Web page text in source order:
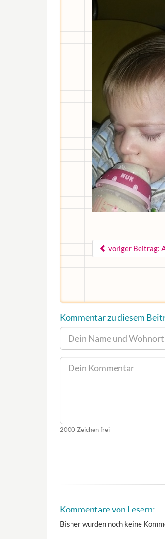
voriger Beitrag:
Kommentar zu diesem
2000 Zeichen frei
Kommentare von Lesern:
Bisher wurden noch keine